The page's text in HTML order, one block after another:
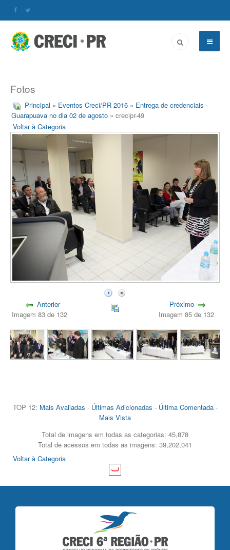
Fotos
Principal » Eventos Creci/PR 2016 » Entrega de credenciais -
Guarapuava no dia 02 de agosto » crecipr-49
Voltar à Categoria
Anterior
Imagem 83 de 132
Próximo
Imagem 85 de 132
TOP 12: Mais Avaliadas - Últimas Adicionadas - Última Comentada-
Mais Vista
Total de imagens em todas as categorias: 45,878
Total de acessos em todas as imagens: 39,202,041
Voltar à Categoria